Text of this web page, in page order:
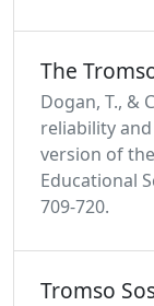
The
Dogan, T., &
reliability
version of
Educational
709-720.
Tromso